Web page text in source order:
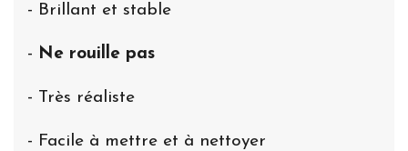
- Brillant et stable
- Ne rouille pas
- Très réaliste
- Facile à mettre et à nettoyer